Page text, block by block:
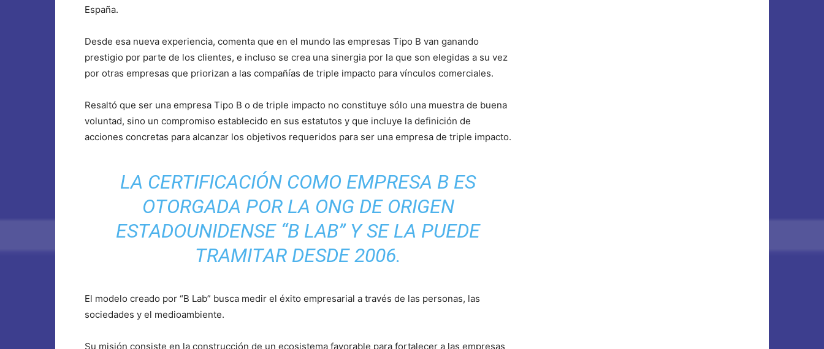
España.
Desde esa nueva experiencia, comenta que en el mundo las empresas Tipo B van ganando
prestigio por parte de los clientes, e incluso se crea una sinergia por la que son elegidas a su vez
por otras empresas que priorizan a las compañías de triple impacto para vínculos comerciales.
Resaltó que ser una empresa Tipo B o de triple impacto no constituye sólo una muestra de buena
voluntad, sino un compromiso establecido en sus estatutos y que incluye la definición de
acciones concretas para alcanzar los objetivos requeridos para ser una empresa de triple impacto.
LA CERTIFICACIÓN COMO EMPRESA B ES
OTORGADA POR LA ONG DE ORIGEN
ESTADOUNIDENSE “B LAB” Y SE LA PUEDE
TRAMITAR DESDE 2006.
El modelo creado por “B Lab” busca medir el éxito empresarial a través de las personas, las
sociedades y el medioambiente.
Su misión consiste en la construcción de un ecosistema favorable para fortalecer a las empresas